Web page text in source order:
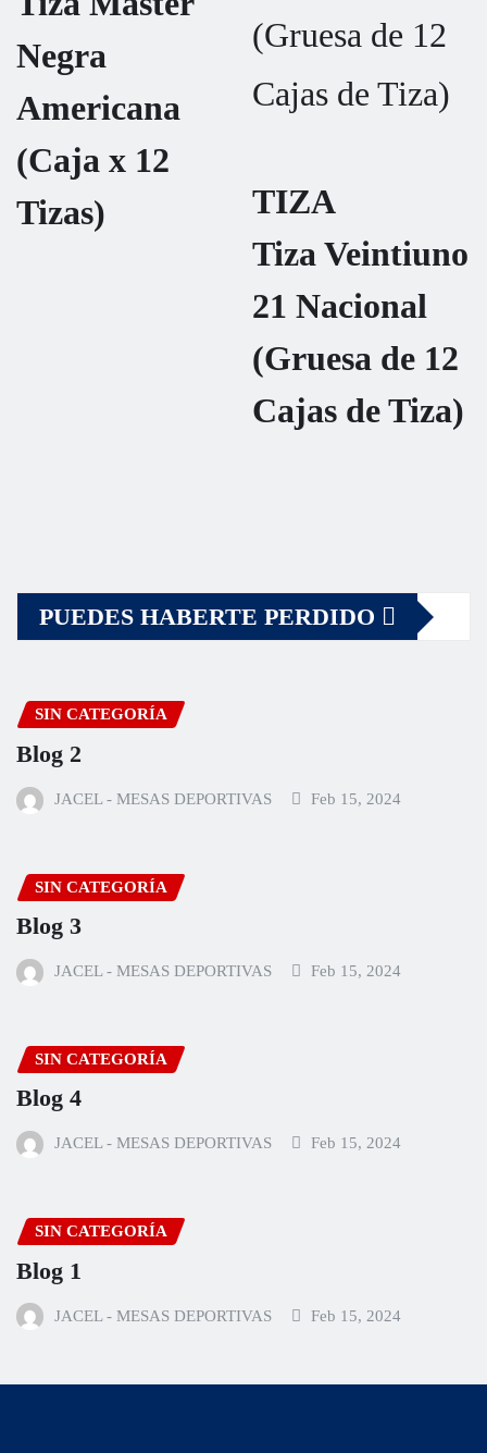
Negra
Americana
(Caja x 12
Tizas)
TIZA
Tiza Veintiuno
21 Nacional
(Gruesa de 12
Cajas de Tiza)
PUEDES HABERTE PERDIDO
SIN CATEGORÍA
Blog 2
JACEL - MESAS DEPORTIVAS Feb 15, 2024
SIN CATEGORÍA
Blog 3
JACEL - MESAS DEPORTIVAS Feb 15, 2024
SIN CATEGORÍA
Blog 4
JACEL - MESAS DEPORTIVAS Feb 15, 2024
SIN CATEGORÍA
Blog 1
JACEL - MESAS DEPORTIVAS Feb 15, 2024